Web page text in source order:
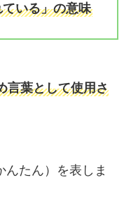
いる」の意味
言葉として使用さ
たん）を表しま